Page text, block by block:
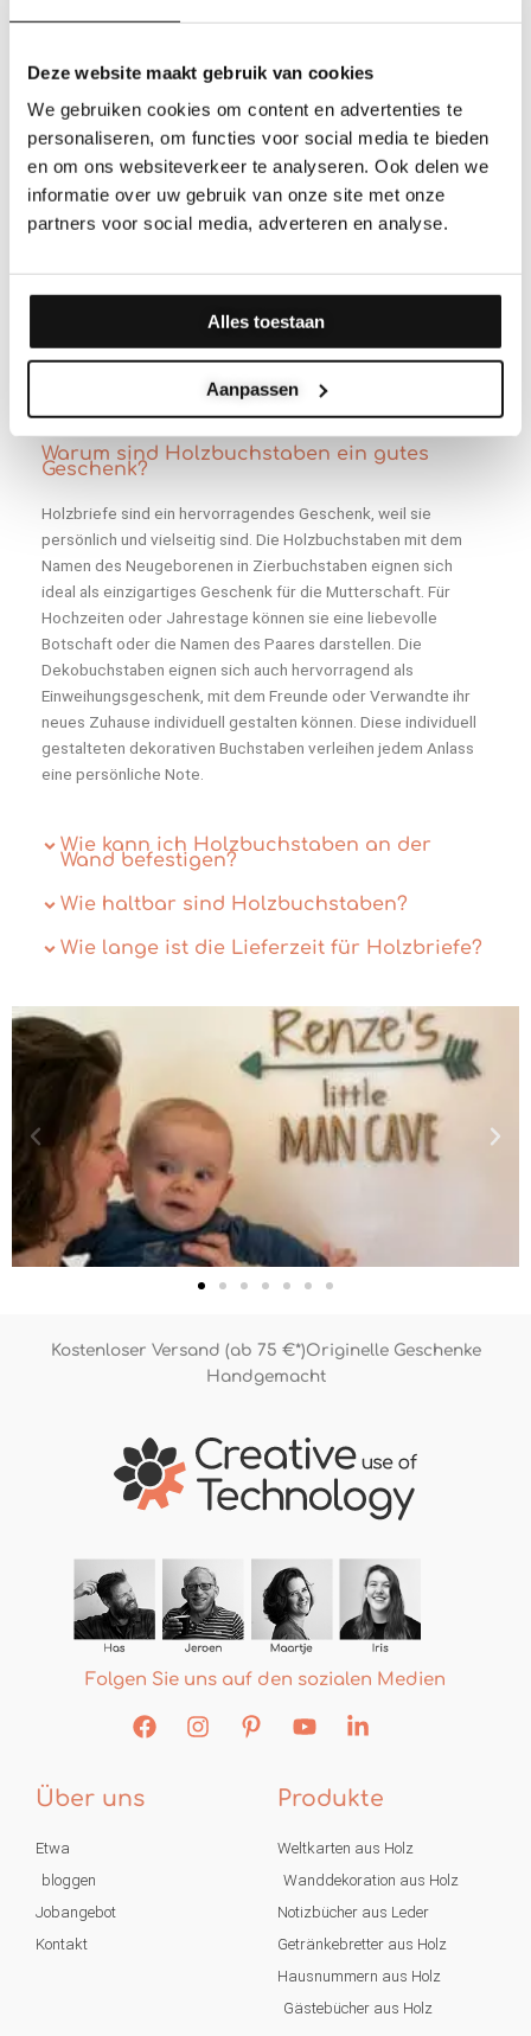
Deze website maakt gebruik van cookies
We gebruiken cookies om content en advertenties te
personaliseren, om functies voor social media te bieden
en om ons websiteverkeer te analyseren. Ook delen we
informatie over uw gebruik van onze site met onze
partners voor social media, adverteren en analyse.
Alles toestaan
Aanpassen
mehrere Filialen, wir bieten flexible Lösungen, die auf Ihre
Informationen zu größeren Bestellungen von Holzbriefen
kontaktieren Sie uns bitte über unser
Kontakt-Formular
.
Kaufoptionen für Holzbuchstaben
die Wand personalisieren?
Warum sind Holzbuchstaben ein gutes
Geschenk?
Holzbriefe sind ein hervorragendes Geschenk, weil sie
persönlich und vielseitig sind. Die Holzbuchstaben mit dem
Namen des Neugeborenen in Zierbuchstaben eignen sich
ideal als einzigartiges Geschenk für die Mutterschaft. Für
Hochzeiten oder Jahrestage können sie eine liebevolle
Botschaft oder die Namen des Paares darstellen. Die
Dekobuchstaben eignen sich auch hervorragend als
Einweihungsgeschenk, mit dem Freunde oder Verwandte ihr
neues Zuhause individuell gestalten können. Diese individuell
gestalteten dekorativen Buchstaben verleihen jedem Anlass
eine persönliche Note.
Wie kann ich Holzbuchstaben an der
Wand befestigen?
Wie haltbar sind Holzbuchstaben?
Wie lange ist die Lieferzeit für Holzbriefe?
Kostenloser Versand (ab 75 €*)Originelle Geschenke
Handgemacht
Folgen Sie uns auf den sozialen Medien
Über uns
Etwa
bloggen
Jobangebot
Kontakt
Produkte
Weltkarten aus Holz
Wanddekoration aus Holz
Notizbücher aus Leder
Getränkebretter aus Holz
Hausnummern aus Holz
Gästebücher aus Holz